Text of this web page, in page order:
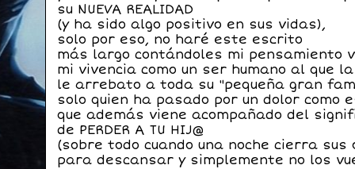
su NUEVA REALIDAD
(y ha sido algo positivo en sus vidas),
solo por eso, no haré este escrito
más largo contándoles mi pensamiento
mi vivencia como un ser humano al que
le arrebato a toda su "pequeña gran
solo quien ha pasado por un dolor como
que además viene acompañado del
de PERDER A TU HIJ@
(sobre todo cuando una noche cierra sus
para descansar y simplemente no los